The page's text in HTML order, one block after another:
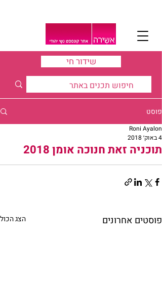
שידור חי
פוסט
תוכניה זאת חנוכה אומן 2018
Roni Ayalon
4 באוק׳ 2018
פוסטים אחרונים הצג הכול